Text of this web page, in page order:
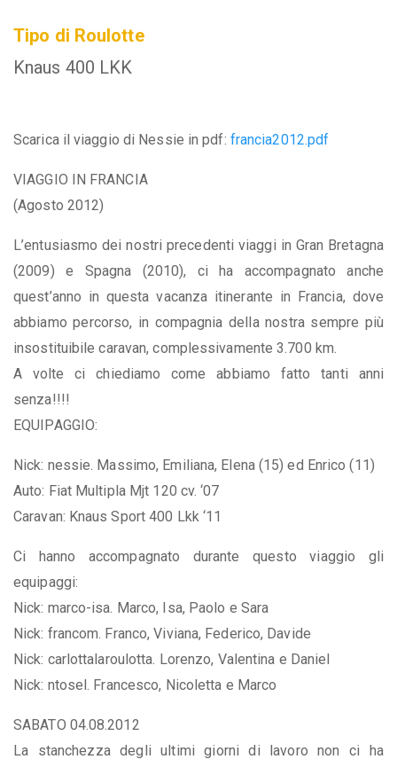
Tipo di Roulotte
Knaus 400 LKK
Scarica il viaggio di Nessie in pdf: francia2012.pdf
VIAGGIO IN FRANCIA
(Agosto 2012)
L’entusiasmo dei nostri precedenti viaggi in Gran Bretagna
(2009) e Spagna (2010), ci ha accompagnato anche
quest’anno in questa vacanza itinerante in Francia, dove
abbiamo percorso, in compagnia della nostra sempre più
insostituibile caravan, complessivamente 3.700 km.
A volte ci chiediamo come abbiamo fatto tanti anni
senza!!!!
EQUIPAGGIO:
Nick: nessie. Massimo, Emiliana, Elena (15) ed Enrico (11)
Auto: Fiat Multipla Mjt 120 cv. ‘07
Caravan: Knaus Sport 400 Lkk ‘11
Ci hanno accompagnato durante questo viaggio gli
equipaggi:
Nick: marco-isa. Marco, Isa, Paolo e Sara
Nick: francom. Franco, Viviana, Federico, Davide
Nick: carlottalaroulotta. Lorenzo, Valentina e Daniel
Nick: ntosel. Francesco, Nicoletta e Marco
SABATO 04.08.2012
La stanchezza degli ultimi giorni di lavoro non ci ha